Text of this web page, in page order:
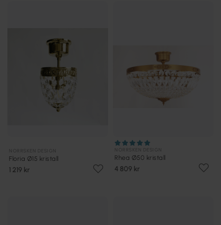
Floria Ø15 kristall
1 219 kr
Rhea Ø50 kristall
4 809 kr